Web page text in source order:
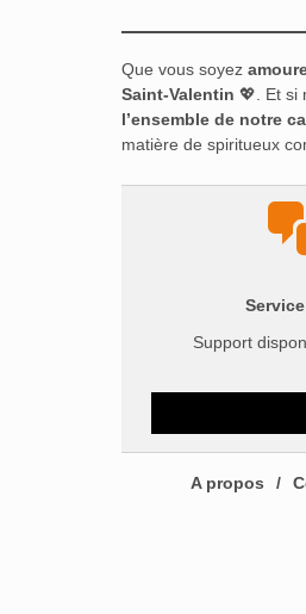
Que vous soyez
Saint-Valentin 💖. Et si
l’ensemble de notre
matière de spiritueux
Support
A propos